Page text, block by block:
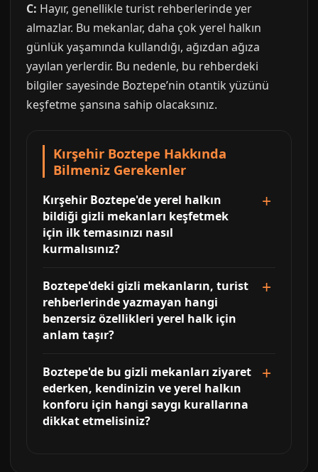
C: Hayır, genellikle turist rehberlerinde yer
almazlar. Bu mekanlar, daha çok yerel halkın
günlük yaşamında kullandığı, ağızdan ağıza
yayılan yerlerdir. Bu nedenle, bu rehberdeki
bilgiler sayesinde Boztepe’nin otantik yüzünü
keşfetme şansına sahip olacaksınız.
Kırşehir Boztepe Hakkında
Bilmeniz Gerekenler
Kırşehir Boztepe'de yerel halkın
bildiği gizli mekanları keşfetmek
için ilk temasınızı nasıl
kurmalısınız?
Boztepe'deki gizli mekanların, turist
rehberlerinde yazmayan hangi
benzersiz özellikleri yerel halk için
anlam taşır?
Boztepe'de bu gizli mekanları ziyaret
ederken, kendinizin ve yerel halkın
konforu için hangi saygı kurallarına
dikkat etmelisiniz?